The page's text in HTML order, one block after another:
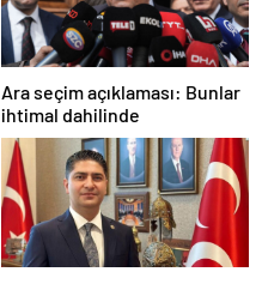
Ara seçim açıklaması: Bunlar
ihtimal dahilinde